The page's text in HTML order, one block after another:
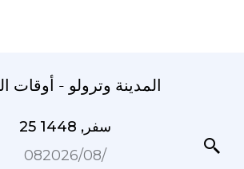
المدينة وترولو - أوقات
25 سفر, 1448
08‏/08‏/2026